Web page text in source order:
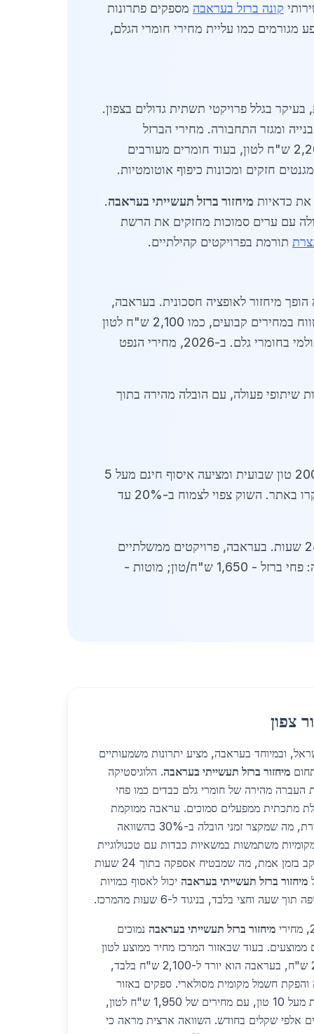
קונה ברזל בעראבה מספקים פתרונות
מגורמים כמו עליית מחירי חומרי הגלם,
קודמת, בעיקר בגלל פרויקטי תשתית גדולים בצפון.
אתרי בנייה ומגזר התחבורה. מחירי הברזל
הממוחזר נעים בין 1,800 ל-2,500 ש"ח לטון, תלוי באיכות ובכמות. לדוגמה, ברזל נקי ללא חלודה נמכר ב-2,200 ש"ח לטון, בעוד חומרים מעורבים
את כדאיות מיחזור ברזל תעשייתי בעראבה.
בעראבה, שיתופי פעולה עם ערים סמוכות מחזקים את הרשת
תורמת בפרויקטים קהילתיים.
הבנייה, שבה מחירי הפלדה החדשה עלו ל-3,500 ש"ח לטון. זה הופך מיחזור לאופציה חסכונית. בעראבה,
ביקוש חודשי ממוצע הוא 400 טון, עם שיאים בעונת הבנייה (אפריל-אוקטובר). ספקים מציעים חוזים ארוכי טווח במחירים קבועים, כמו 2,100 ש"ח לטון
ל-100 טון ומעלה. גורמים המשפיעים על המחירים כוללים תנודות בשער הדולר, עלויות דלק להובלה ומחסור עולמי בחומרי גלם. ב-2026, מחירי הנפט
שיתופי פעולה, עם הובלה מהירה בתוך
ספקים בעראבה משקיעים בטכנולוגיה: מכונות חיתוך לייזר ומחלקי מתכות אוטומטיים. חברה מובילה מעבדת 200 טון שבועית ומציעה איסוף חינם מעל 5
, בקרו באתר. השוק צפוי לצמוח ב-20% עד
התפתחויות נוספות כוללות שימוש באפליקציות דיגיטליות למעקב אחר משלוחים, מה שמקצר זמני אספקה ל-24 שעות. בעראבה, פרויקטים ממשלתיים
כמו שדרוג כבישים מגבירים ביקוש. ספקים מציעים איכות גבוהה: ברזל עם פחות מ-2% זיהום. מחירים לדוגמה: פחי ברזל - 1,650 ש"ח/טון; מוטות -
צפון
בישראל, ובמיוחד בעראבה, מציע יתרונות משמעותיים
מיחזור ברזל תעשייתי בעראבה. הלוגיסטיקה
מהירה של חומרי גלם כבדים כמו פחי
מתכתית ממפעלים סמוכים. עראבה ממוקמת
באופן אסטרטגי בין חיפה לנצרת, מה שמקצר זמני הובלה ב-30% בהשוואה
משתמשות במשאיות כבדות עם טכנולוגיית
GPS מתקדמת ומערכות מעקב בזמן אמת, מה שמבטיח אספקה בתוך 24 שעות
מיחזור ברזל תעשייתי בעראבה יכול לאסוף כמויות
וחצי בלבד, בניגוד ל-6 שעות מהמרכז.
מיחזור ברזל תעשייתי בעראבה נמוכים
ארציים ממוצעים. בעוד שבאזור המרכז מחיר ממוצע לטון
ברזל ממוחזר עומד על 2,500 ש"ח, בעראבה הוא יורד ל-2,100 ש"ח בלבד,
והפקת חשמל מקומית מסולארי. ספקים באזור
מציעים הנחות נוספות לכמויות מעל 10 טון, עם מחירים של 1,950 ש"ח לטון,
אלפי שקלים בחודש. השוואה ארצית מראה כי